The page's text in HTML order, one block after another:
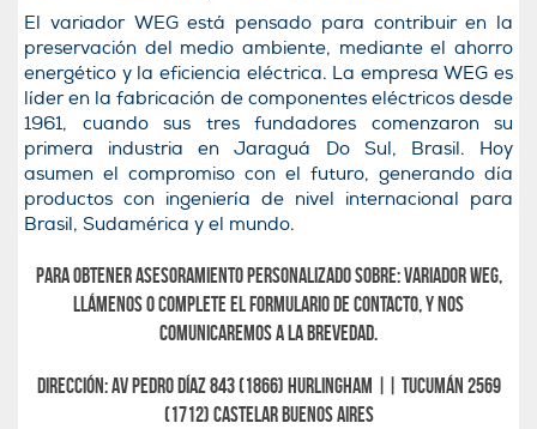
El variador WEG está pensado para contribuir en la
preservación del medio ambiente, mediante el ahorro
energético y la eficiencia eléctrica. La empresa WEG es
líder en la fabricación de componentes eléctricos desde
1961, cuando sus tres fundadores comenzaron su
primera industria en Jaraguá Do Sul, Brasil. Hoy
asumen el compromiso con el futuro, generando día
productos con ingeniería de nivel internacional para
Brasil, Sudamérica y el mundo.
Para obtener asesoramiento personalizado sobre:Variador WEG,
llámenos o complete el formulario de contacto, y nos
comunicaremos a la brevedad.
Dirección: Av Pedro Díaz 843 (1866) Hurlingham || Tucumán 2569
(1712) Castelar Buenos Aires